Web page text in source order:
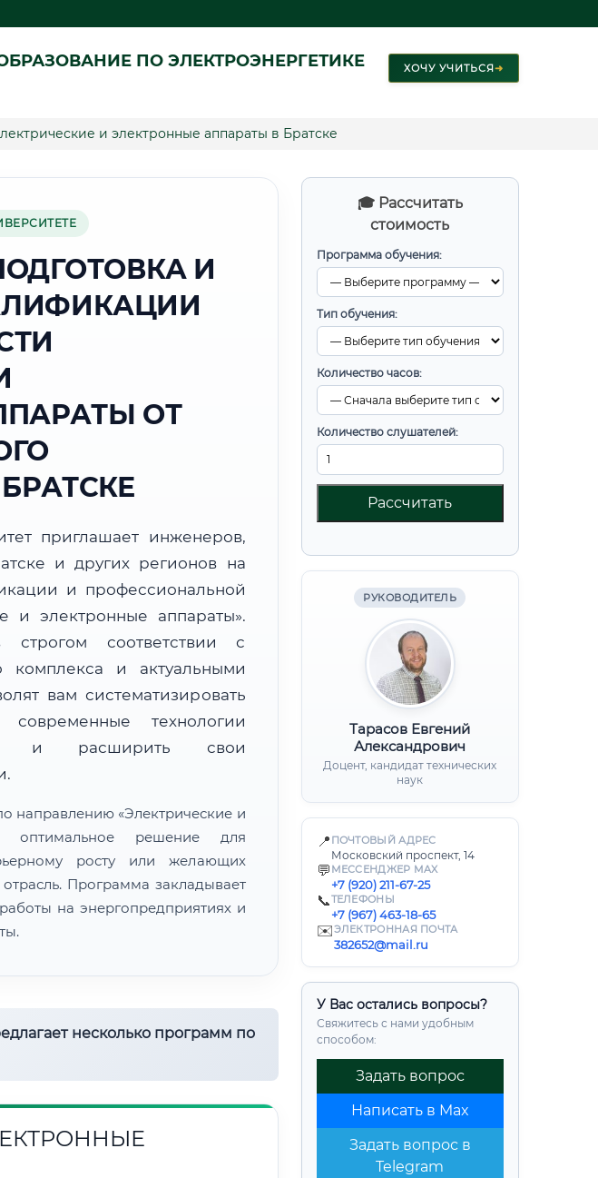
ПО ЭЛЕКТРОЭНЕРГЕТИКЕ ХОЧУ УЧИТЬСЯ➜
и электронные аппараты в Братске
🎓 Рассчитать
стоимость
Программа обучения:
Тип обучения:
Количество часов:
Количество слушателей:
Рассчитать
РУКОВОДИТЕЛЬ
Тарасов Евгений
Александрович
Доцент, кандидат технических
наук
📍 ПОЧТОВЫЙ АДРЕС
Московский проспект, 14
💬 МЕССЕНДЖЕР MAX
+7 (920) 211-67-25
📞ТЕЛЕФОНЫ
+7 (967) 463-18-65
✉️ЭЛЕКТРОННАЯ ПОЧТА
382652@mail.ru
У Вас остались вопросы?
Свяжитесь с нами удобным
способом:
Задать вопрос
Написать в Max
Задать вопрос в
Telegram
И
ОТ
приглашает инженеров,
и других регионов на
и профессиональной
и электронные аппараты».
соответствии с
комплекса и актуальными
вам систематизировать
технологии
и расширить свои
направлению «Электрические и
оптимальное решение для
росту или желающих
Программа закладывает
на энергопредприятиях и
несколько программ по